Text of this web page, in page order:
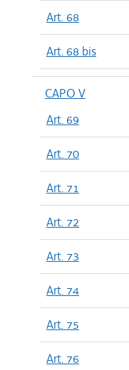
Art. 68
Art. 68 bis
CAPO V
Art. 69
Art. 70
Art. 71
Art. 72
Art. 73
Art. 74
Art. 75
Art. 76